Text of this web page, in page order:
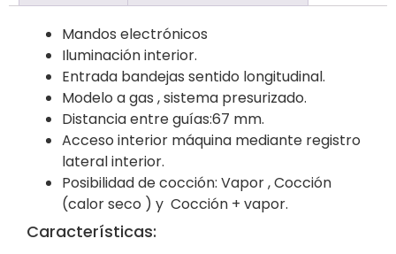
Mandos electrónicos
Iluminación interior.
Entrada bandejas sentido longitudinal.
Modelo a gas , sistema presurizado.
Distancia entre guías:67 mm.
Acceso interior máquina mediante registro
lateral interior.
Posibilidad de cocción: Vapor , Cocción
(calor seco ) y Cocción + vapor.
Características: